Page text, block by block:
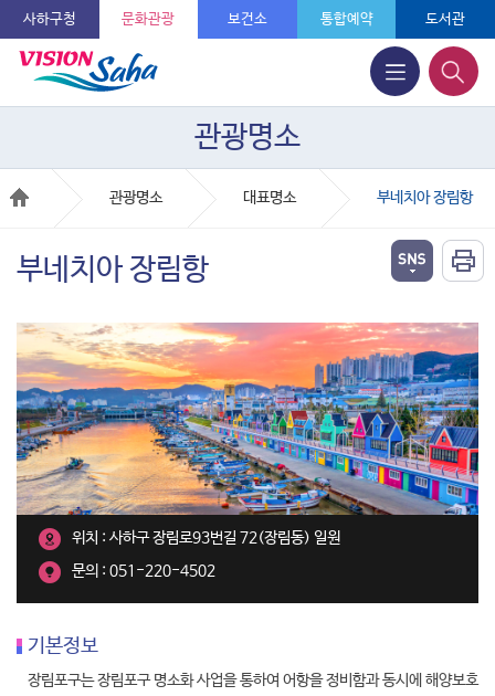
사하구청 문화관광 보건소 통합예약 도서관
관광명소
관광명소 대표명소 부네치아 장림항
부네치아 장림항
위치 : 사하구 장림로93번길 72(장림동) 일원
문의 : 051-220-4502
기본정보
장림포구는 장림포구 명소화 사업을 통하여 어항을 정비함과 동시에 해양보호